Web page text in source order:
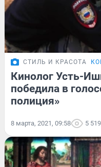
СТИЛЬ И КРАСОТА
Кинолог Усть-
победила в
полиция»
8 марта, 2021, 09:58 5 519